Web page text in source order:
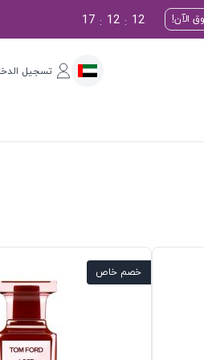
الآن! 11
:
12
:
17
تسجيل
خصم خاص